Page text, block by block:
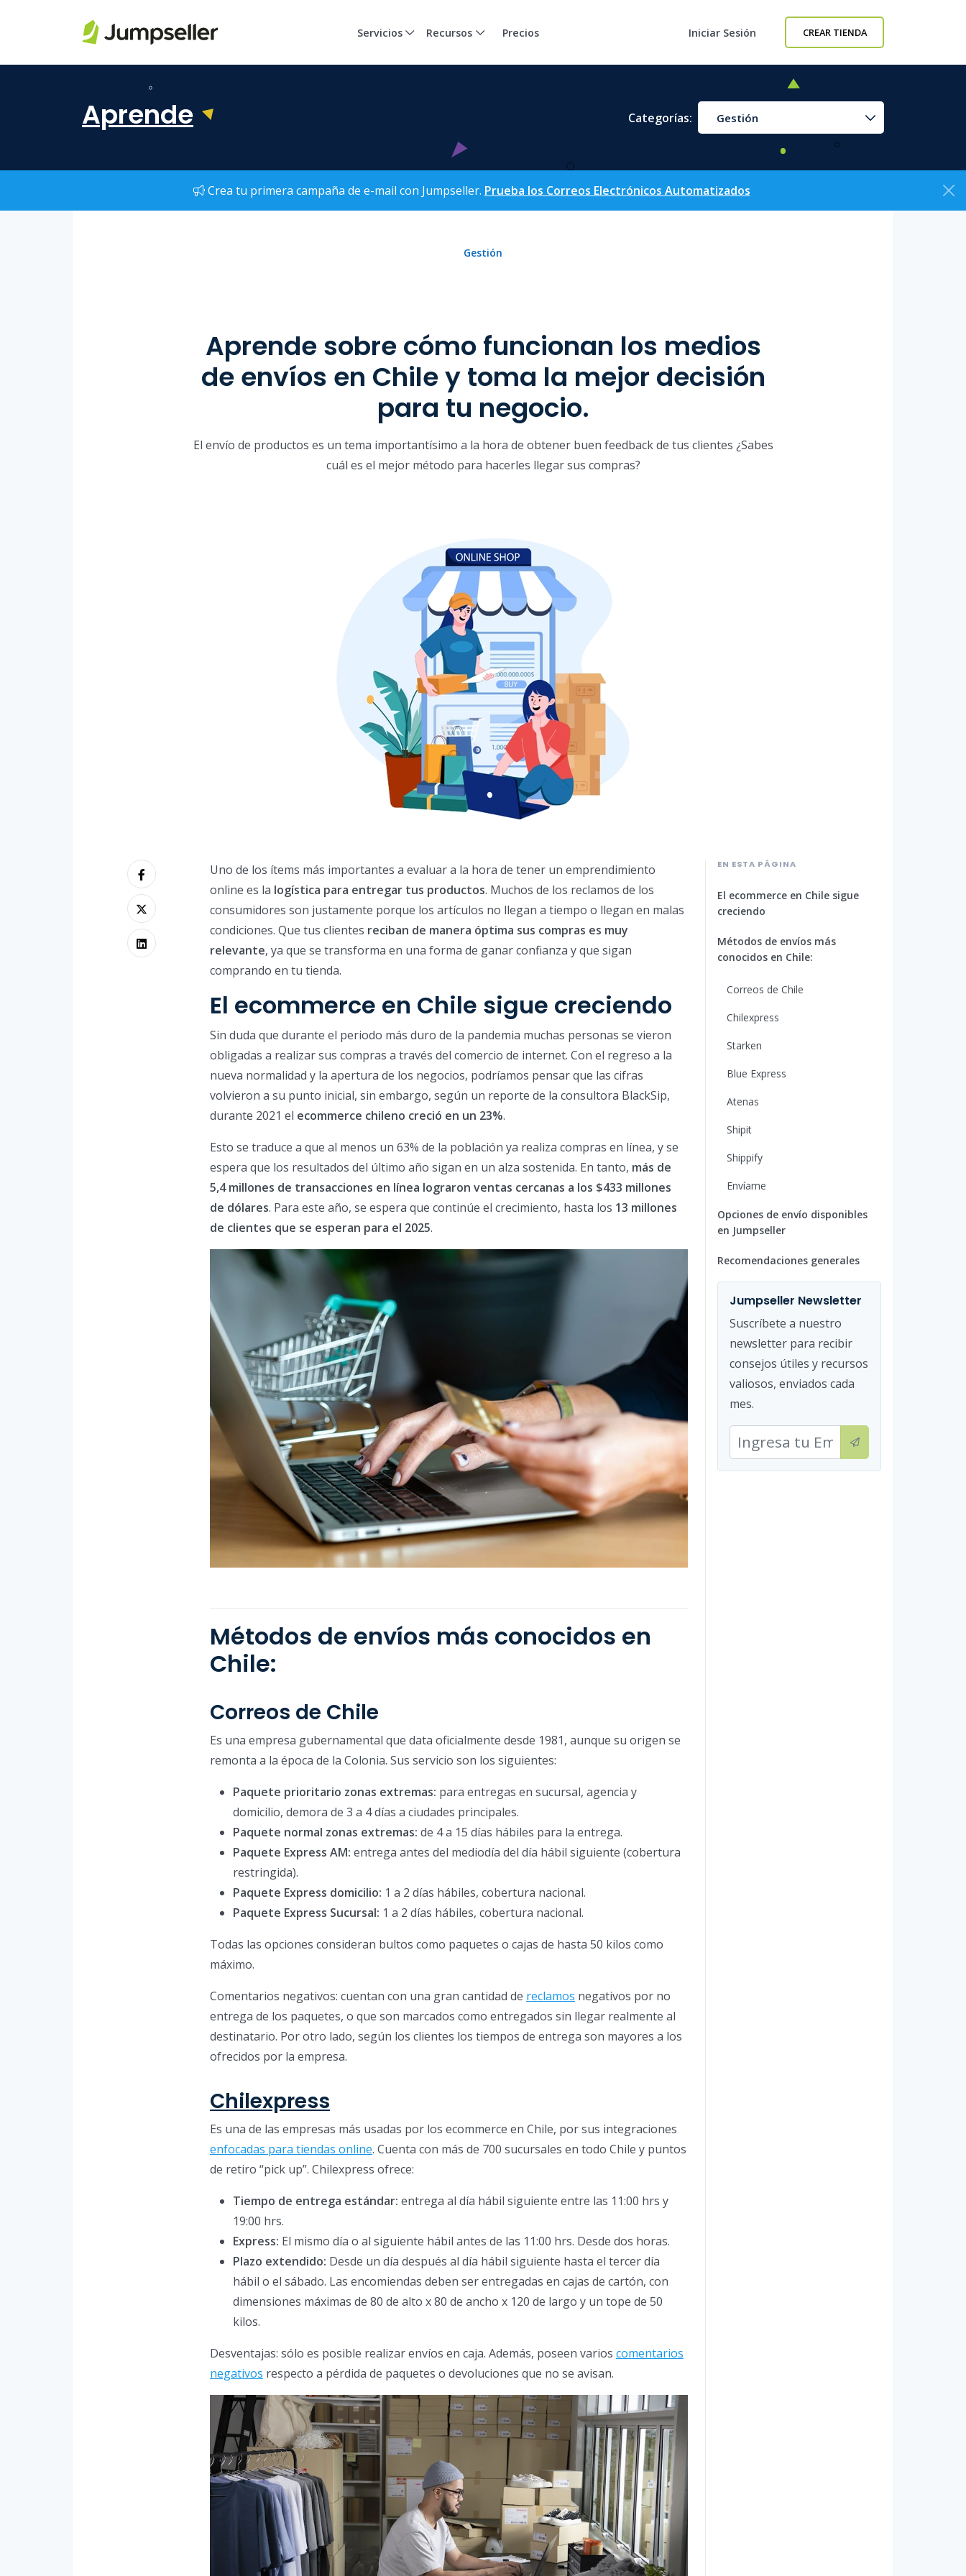
Servicios Recursos Precios Iniciar Sesión CREAR TIENDA
Aprende Categorías: Gestión
Crea tu primera campaña de e-mail con Jumpseller. Prueba los Correos Electrónicos Automatizados
Gestión
Aprende sobre cómo funcionan los medios
de envíos en Chile y toma la mejor decisión
para tu negocio.
El envío de productos es un tema importantísimo a la hora de obtener buen feedback de tus clientes ¿Sabes
cuál es el mejor método para hacerles llegar sus compras?
Uno de los ítems más importantes a evaluar a la hora de tener un emprendimiento
online es la logística para entregar tus productos. Muchos de los reclamos de los
consumidores son justamente porque los artículos no llegan a tiempo o llegan en malas
condiciones. Que tus clientes reciban de manera óptima sus compras es muy
relevante, ya que se transforma en una forma de ganar confianza y que sigan
comprando en tu tienda.
El ecommerce en Chile sigue creciendo
Sin duda que durante el periodo más duro de la pandemia muchas personas se vieron
obligadas a realizar sus compras a través del comercio de internet. Con el regreso a la
nueva normalidad y la apertura de los negocios, podríamos pensar que las cifras
volvieron a su punto inicial, sin embargo, según un reporte de la consultora BlackSip,
durante 2021 el ecommerce chileno creció en un 23%.
Esto se traduce a que al menos un 63% de la población ya realiza compras en línea, y se
espera que los resultados del último año sigan en un alza sostenida. En tanto, más de
5,4 millones de transacciones en línea lograron ventas cercanas a los $433 millones
de dólares. Para este año, se espera que continúe el crecimiento, hasta los 13 millones
de clientes que se esperan para el 2025.
Métodos de envíos más conocidos en
Chile:
Correos de Chile
Es una empresa gubernamental que data oficialmente desde 1981, aunque su origen se
remonta a la época de la Colonia. Sus servicio son los siguientes:
Paquete prioritario zonas extremas: para entregas en sucursal, agencia y
domicilio, demora de 3 a 4 días a ciudades principales.
Paquete normal zonas extremas: de 4 a 15 días hábiles para la entrega.
Paquete Express AM: entrega antes del mediodía del día hábil siguiente (cobertura
restringida).
Paquete Express domicilio: 1 a 2 días hábiles, cobertura nacional.
Paquete Express Sucursal: 1 a 2 días hábiles, cobertura nacional.
Todas las opciones consideran bultos como paquetes o cajas de hasta 50 kilos como
máximo.
Comentarios negativos: cuentan con una gran cantidad de reclamos negativos por no
entrega de los paquetes, o que son marcados como entregados sin llegar realmente al
destinatario. Por otro lado, según los clientes los tiempos de entrega son mayores a los
ofrecidos por la empresa.
Chilexpress
Es una de las empresas más usadas por los ecommerce en Chile, por sus integraciones
enfocadas para tiendas online. Cuenta con más de 700 sucursales en todo Chile y puntos
de retiro “pick up”. Chilexpress ofrece:
Tiempo de entrega estándar: entrega al día hábil siguiente entre las 11:00 hrs y
19:00 hrs.
Express: El mismo día o al siguiente hábil antes de las 11:00 hrs. Desde dos horas.
Plazo extendido: Desde un día después al día hábil siguiente hasta el tercer día
hábil o el sábado. Las encomiendas deben ser entregadas en cajas de cartón, con
dimensiones máximas de 80 de alto x 80 de ancho x 120 de largo y un tope de 50
kilos.
Desventajas: sólo es posible realizar envíos en caja. Además, poseen varios comentarios
negativos respecto a pérdida de paquetes o devoluciones que no se avisan.
EN ESTA PÁGINA
El ecommerce en Chile sigue
creciendo
Métodos de envíos más
conocidos en Chile:
Correos de Chile
Chilexpress
Starken
Blue Express
Atenas
Shipit
Shippify
Envíame
Opciones de envío disponibles
en Jumpseller
Recomendaciones generales
Jumpseller Newsletter
Suscríbete a nuestro
newsletter para recibir
consejos útiles y recursos
valiosos, enviados cada
mes.